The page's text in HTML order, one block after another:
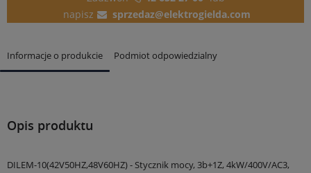
napisz
sprzedaz@elektrogielda.com
Informacje o produkcie Podmiot odpowiedzialny
Opis produktu
DILEM-10(42V50HZ,48V60HZ) - Stycznik mocy, 3b+1Z, 4kW/400V/AC3,